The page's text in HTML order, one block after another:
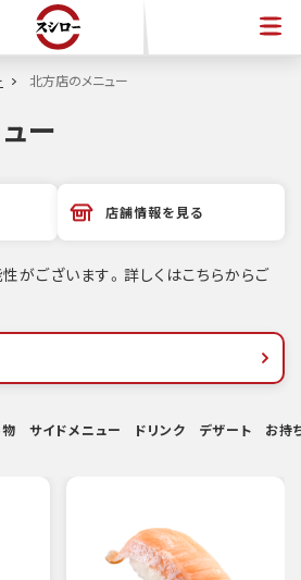
北方店のメニュー
ー
店舗情報を見る
がございます。詳しくはこちらからご
サイドメニュー ドリンク デザート お持